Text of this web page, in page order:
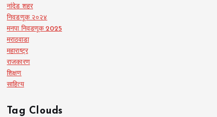
नांदेड शहर
निवडणूक २०२४
मनपा निवडणूक 2025
मराठवाडा
महाराष्ट्र
राजकारण
शिक्षण
साहित्य
Tag Clouds